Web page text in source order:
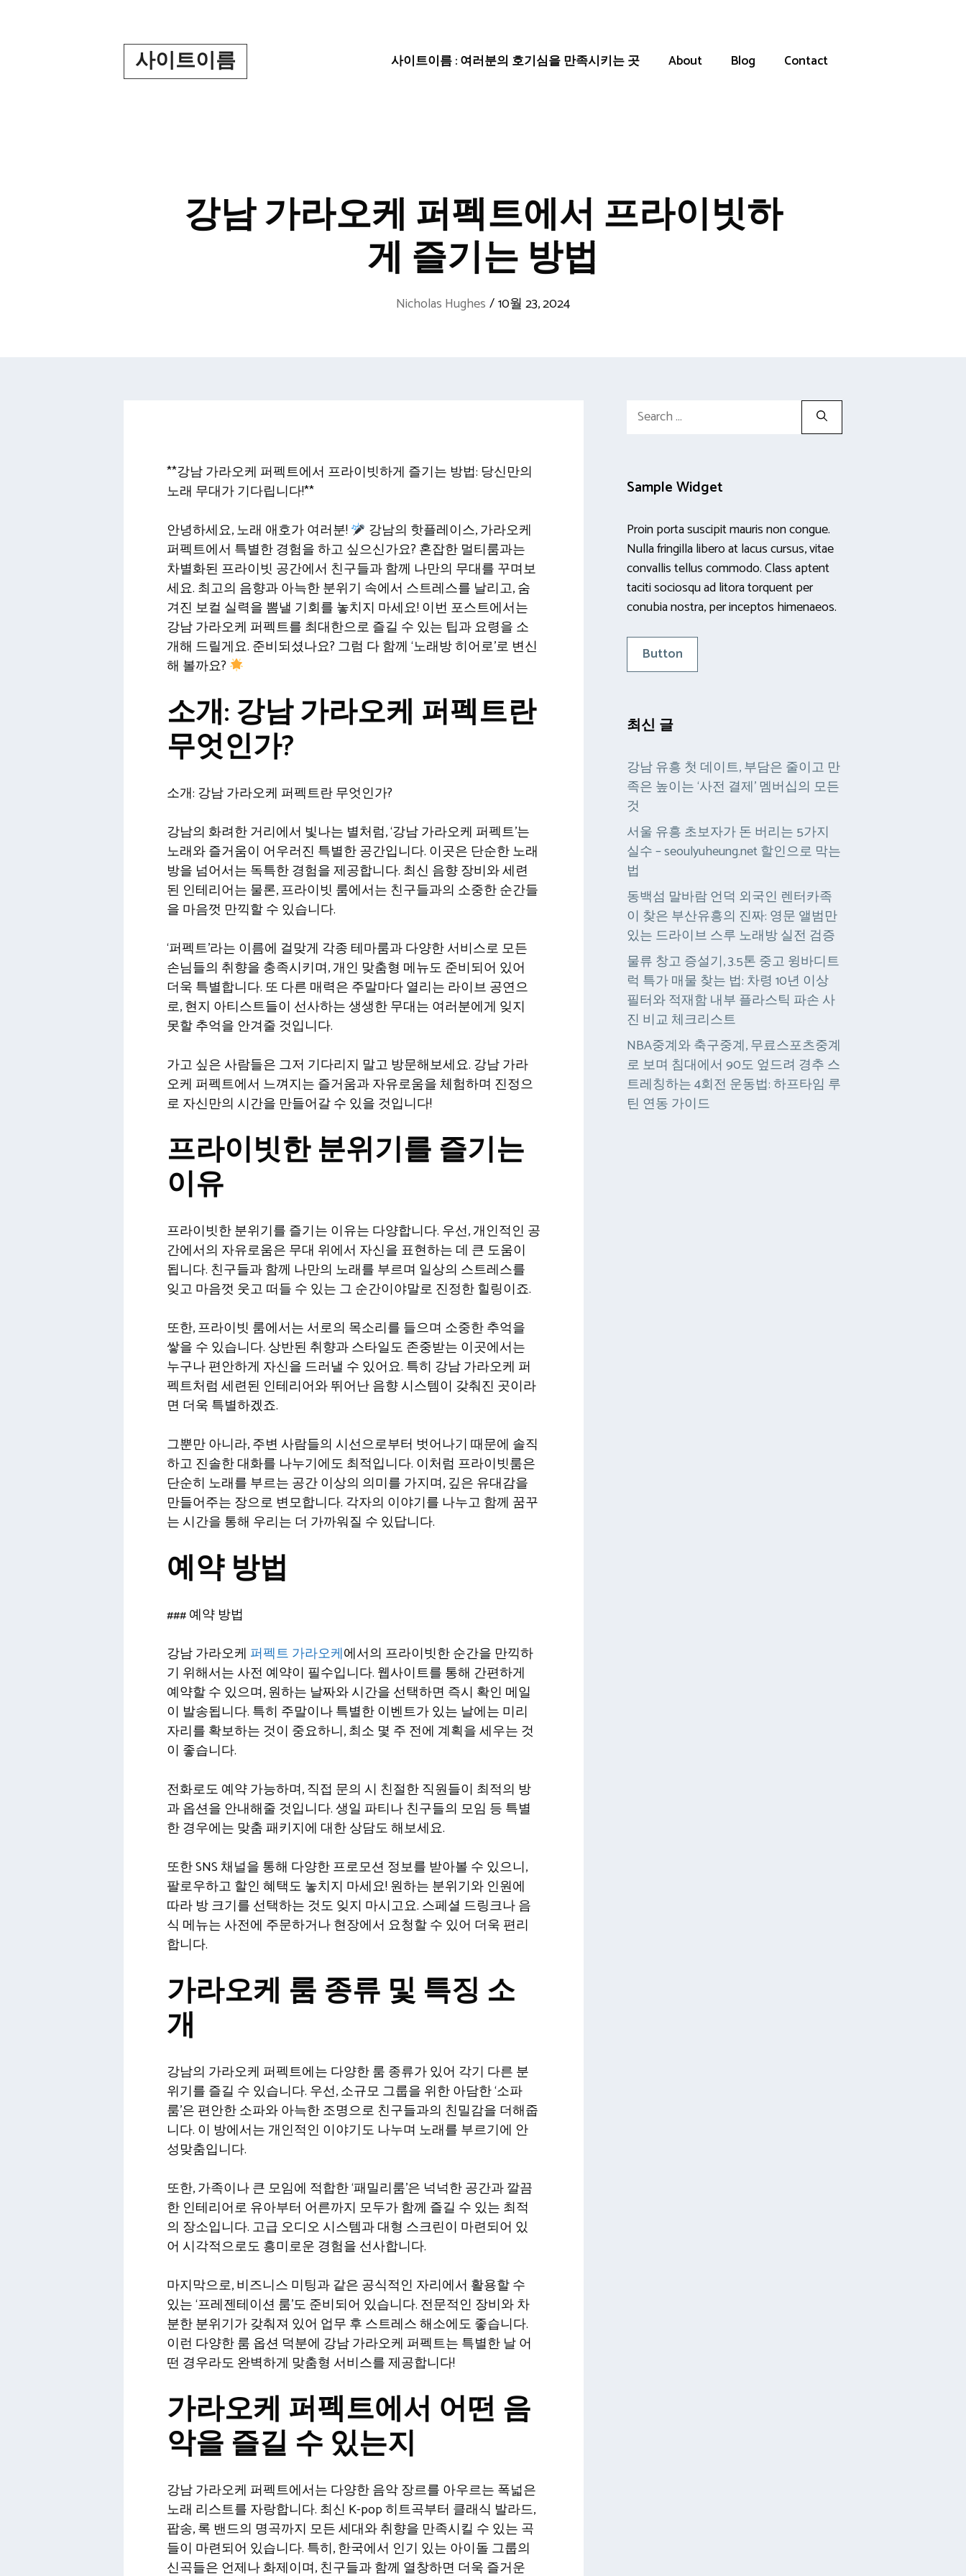
사이트이름 사이트이름 : 여러분의 호기심을 만족시키는 곳 About Blog Contact
강남 가라오케 퍼펙트에서 프라이빗하
게 즐기는 방법
Nicholas Hughes /10월 23, 2024
**강남 가라오케 퍼펙트에서 프라이빗하게 즐기는 방법: 당신만의
노래 무대가 기다립니다!**
안녕하세요, 노래 애호가 여러분!
강남의 핫플레이스, 가라오케
퍼펙트에서 특별한 경험을 하고 싶으신가요? 혼잡한 멀티룸과는
차별화된 프라이빗 공간에서 친구들과 함께 나만의 무대를 꾸며보
세요. 최고의 음향과 아늑한 분위기 속에서 스트레스를 날리고, 숨
겨진 보컬 실력을 뽐낼 기회를 놓치지 마세요! 이번 포스트에서는
강남 가라오케 퍼펙트를 최대한으로 즐길 수 있는 팁과 요령을 소
개해 드릴게요. 준비되셨나요? 그럼 다 함께 ‘노래방 히어로’로 변신
해 볼까요?
소개: 강남 가라오케 퍼펙트란
무엇인가?
소개: 강남 가라오케 퍼펙트란 무엇인가?
강남의 화려한 거리에서 빛나는 별처럼, ‘강남 가라오케 퍼펙트’는
노래와 즐거움이 어우러진 특별한 공간입니다. 이곳은 단순한 노래
방을 넘어서는 독특한 경험을 제공합니다. 최신 음향 장비와 세련
된 인테리어는 물론, 프라이빗 룸에서는 친구들과의 소중한 순간들
을 마음껏 만끽할 수 있습니다.
‘퍼펙트’라는 이름에 걸맞게 각종 테마룸과 다양한 서비스로 모든
손님들의 취향을 충족시키며, 개인 맞춤형 메뉴도 준비되어 있어
더욱 특별합니다. 또 다른 매력은 주말마다 열리는 라이브 공연으
로, 현지 아티스트들이 선사하는 생생한 무대는 여러분에게 잊지
못할 추억을 안겨줄 것입니다.
가고 싶은 사람들은 그저 기다리지 말고 방문해보세요. 강남 가라
오케 퍼펙트에서 느껴지는 즐거움과 자유로움을 체험하며 진정으
로 자신만의 시간을 만들어갈 수 있을 것입니다!
프라이빗한 분위기를 즐기는
이유
프라이빗한 분위기를 즐기는 이유는 다양합니다. 우선, 개인적인 공
간에서의 자유로움은 무대 위에서 자신을 표현하는 데 큰 도움이
됩니다. 친구들과 함께 나만의 노래를 부르며 일상의 스트레스를
잊고 마음껏 웃고 떠들 수 있는 그 순간이야말로 진정한 힐링이죠.
또한, 프라이빗 룸에서는 서로의 목소리를 들으며 소중한 추억을
쌓을 수 있습니다. 상반된 취향과 스타일도 존중받는 이곳에서는
누구나 편안하게 자신을 드러낼 수 있어요. 특히 강남 가라오케 퍼
펙트처럼 세련된 인테리어와 뛰어난 음향 시스템이 갖춰진 곳이라
면 더욱 특별하겠죠.
그뿐만 아니라, 주변 사람들의 시선으로부터 벗어나기 때문에 솔직
하고 진솔한 대화를 나누기에도 최적입니다. 이처럼 프라이빗룸은
단순히 노래를 부르는 공간 이상의 의미를 가지며, 깊은 유대감을
만들어주는 장으로 변모합니다. 각자의 이야기를 나누고 함께 꿈꾸
는 시간을 통해 우리는 더 가까워질 수 있답니다.
예약 방법
### 예약 방법
강남 가라오케 퍼펙트 가라오케에서의 프라이빗한 순간을 만끽하
기 위해서는 사전 예약이 필수입니다. 웹사이트를 통해 간편하게
예약할 수 있으며, 원하는 날짜와 시간을 선택하면 즉시 확인 메일
이 발송됩니다. 특히 주말이나 특별한 이벤트가 있는 날에는 미리
자리를 확보하는 것이 중요하니, 최소 몇 주 전에 계획을 세우는 것
이 좋습니다.
전화로도 예약 가능하며, 직접 문의 시 친절한 직원들이 최적의 방
과 옵션을 안내해줄 것입니다. 생일 파티나 친구들의 모임 등 특별
한 경우에는 맞춤 패키지에 대한 상담도 해보세요.
또한 SNS 채널을 통해 다양한 프로모션 정보를 받아볼 수 있으니,
팔로우하고 할인 혜택도 놓치지 마세요! 원하는 분위기와 인원에
따라 방 크기를 선택하는 것도 잊지 마시고요. 스페셜 드링크나 음
식 메뉴는 사전에 주문하거나 현장에서 요청할 수 있어 더욱 편리
합니다.
가라오케 룸 종류 및 특징 소
개
강남의 가라오케 퍼펙트에는 다양한 룸 종류가 있어 각기 다른 분
위기를 즐길 수 있습니다. 우선, 소규모 그룹을 위한 아담한 ‘소파
룸’은 편안한 소파와 아늑한 조명으로 친구들과의 친밀감을 더해줍
니다. 이 방에서는 개인적인 이야기도 나누며 노래를 부르기에 안
성맞춤입니다.
또한, 가족이나 큰 모임에 적합한 ‘패밀리룸’은 넉넉한 공간과 깔끔
한 인테리어로 유아부터 어른까지 모두가 함께 즐길 수 있는 최적
의 장소입니다. 고급 오디오 시스템과 대형 스크린이 마련되어 있
어 시각적으로도 흥미로운 경험을 선사합니다.
마지막으로, 비즈니스 미팅과 같은 공식적인 자리에서 활용할 수
있는 ‘프레젠테이션 룸’도 준비되어 있습니다. 전문적인 장비와 차
분한 분위기가 갖춰져 있어 업무 후 스트레스 해소에도 좋습니다.
이런 다양한 룸 옵션 덕분에 강남 가라오케 퍼펙트는 특별한 날 어
떤 경우라도 완벽하게 맞춤형 서비스를 제공합니다!
가라오케 퍼펙트에서 어떤 음
악을 즐길 수 있는지
강남 가라오케 퍼펙트에서는 다양한 음악 장르를 아우르는 폭넓은
노래 리스트를 자랑합니다. 최신 K-pop 히트곡부터 클래식 발라드,
팝송, 록 밴드의 명곡까지 모든 세대와 취향을 만족시킬 수 있는 곡
들이 마련되어 있습니다. 특히, 한국에서 인기 있는 아이돌 그룹의
신곡들은 언제나 화제이며, 친구들과 함께 열창하면 더욱 즐거운
Search
Sample Widget
Proin porta suscipit mauris non congue.
Nulla fringilla libero at lacus cursus, vitae
convallis tellus commodo. Class aptent
taciti sociosqu ad litora torquent per
conubia nostra, per inceptos himenaeos.
Button
최신 글
강남 유흥 첫 데이트, 부담은 줄이고 만
족은 높이는 ‘사전 결제’ 멤버십의 모든
것
서울 유흥 초보자가 돈 버리는 5가지
실수 – seoulyuheung.net 할인으로 막는
법
동백섬 말바람 언덕 외국인 렌터카족
이 찾은 부산유흥의 진짜: 영문 앨범만
있는 드라이브 스루 노래방 실전 검증
물류 창고 증설기, 3.5톤 중고 윙바디트
럭 특가 매물 찾는 법: 차령 10년 이상
필터와 적재함 내부 플라스틱 파손 사
진 비교 체크리스트
NBA중계와 축구중계, 무료스포츠중계
로 보며 침대에서 90도 엎드려 경추 스
트레칭하는 4회전 운동법: 하프타임 루
틴 연동 가이드